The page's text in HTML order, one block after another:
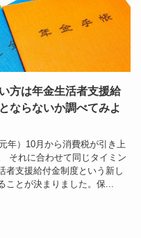
方は年金生活者支援給
ならないか調べてみよ
年）10月から消費税が引き上
それに合わせて同じタイミン
者支援給付金制度という新し
ことが決まりました。保...